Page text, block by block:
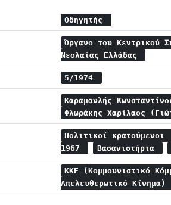
Οδηγητής
Όργανο του Κεντρικού
Νεολαίας Ελλάδας
5/1974
Καραμανλής
Φλωράκης Χαρίλαος
Πολιτικοί κρατούμενοι
1967
Βασανιστήρια
ΚΚΕ (Κομμουνιστικό
Απελευθερωτικό Κίνημα)